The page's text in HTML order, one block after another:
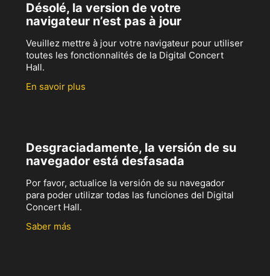
Désolé, la version de votre
navigateur n’est pas à jour
Veuillez mettre à jour votre navigateur pour utiliser
toutes les fonctionnalités de la Digital Concert
Hall.
En savoir plus
Desgraciadamente, la versión de su
navegador está desfasada
Por favor, actualice la versión de su navegador
para poder utilizar todas las funciones del Digital
Concert Hall.
Saber más